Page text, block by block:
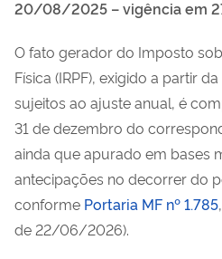
20/08/2025 – vigência em
O fato gerador do Imposto
Física (IRPF), exigido a partir
sujeitos ao ajuste anual, é
31 de dezembro do
ainda que apurado em bases
antecipações no decorrer do
conforme Portaria MF nº 1.785
de 22/06/2026).